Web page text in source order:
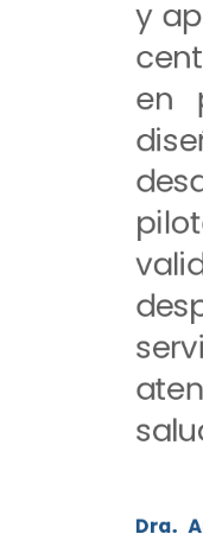
y
en
Dra.